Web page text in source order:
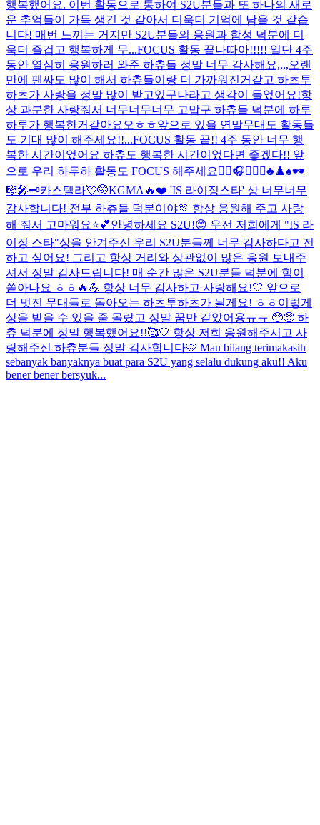
행복했어요. 이번 활동으로 통하여 S2U분들과 또 하나의 새로
운 추억들이 가득 생긴 것 같아서 더욱더 기억에 남을 것 같습
니다! 매번 느끼는 거지만 S2U분들의 응원과 함성 덕분에 더
욱더 즐겁고 행복하게 무...FOCUS 활동 끝나따아!!!!! 일단 4주
동안 열심히 응원하러 와준 하츄들 정말 너무 감사해요,,,,오랜
만에 팬싸도 많이 해서 하츄들이랑 더 가까워진거같고 하츠투
하츠가 사랑을 정말 많이 받고있구나라고 생각이 들었어요!항
상 과분한 사랑줘서 너무너무너무 고맙구 하츄들 덕분에 하루
하루가 행복한거같아요오ㅎㅎ앞으로 있을 연말무대도 활동들
도 기대 많이 해주세요!!...FOCUS 활동 끝!! 4주 동안 너무 행
복한 시간이었어요 하츄도 행복한 시간이었다면 좋겠다!! 앞
으로 우리 하투하 활동도 FOCUS 해주세요❤️‍🔥🎧🖤🦓🍙♣️♟️♠️🕶
🎼🎤🗝카스텔라💘🤭KGMA🔥❤️ 'IS 라이징스타' 상 너무너무
감사합니다! 전부 하츄들 덕분이야🫶 항상 응원해 주고 사랑
해 줘서 고마워요⭐️💕안녕하세요 S2U!😊 우선 저희에게 "IS 라
이징 스타"상을 안겨주신 우리 S2U분들께 너무 감사하다고 전
하고 싶어요! 그리고 항상 거리와 상관없이 많은 응원 보내주
셔서 정말 감사드립니다! 매 순간 많은 S2U분들 덕분에 힘이
쏟아나요 ㅎㅎ🔥💪 항상 너무 감사하고 사랑해요!🤍 앞으로
더 멋진 무대들로 돌아오는 하츠투하츠가 될게요! ㅎㅎ이렇게
상을 받을 수 있을 줄 몰랐고 정말 꿈만 같았어용ㅠㅠ 🥺🥺 하
츄 덕분에 정말 행복했어요!!🥰🤍 항상 저희 응원해주시고 사
랑해주신 하츄분들 정말 감사합니다🩷 Mau bilang terimakasih
sebanyak banyaknya buat para S2U yang selalu dukung aku!! Aku
bener bener bersyuk...